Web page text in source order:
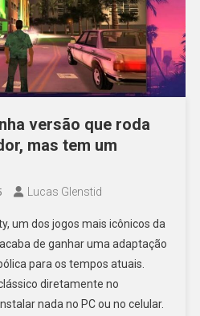
versão que roda
mas tem um
Lucas Glenstid
um dos jogos mais icônicos da
de ganhar uma adaptação
para os tempos atuais.
diretamente no
nada no PC ou no celular.